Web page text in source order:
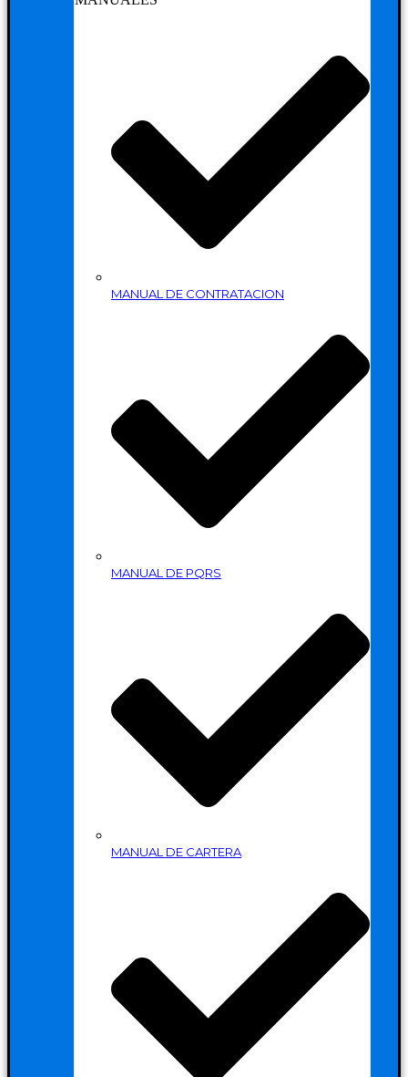
MANUAL DE CONTRATACION
MANUAL DE PQRS
MANUAL DE CARTERA